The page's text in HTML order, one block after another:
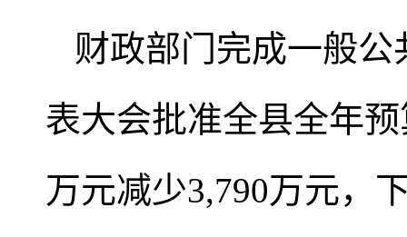
财政部门完成一般
表大会批准全县全年
万元减少3,790万元，